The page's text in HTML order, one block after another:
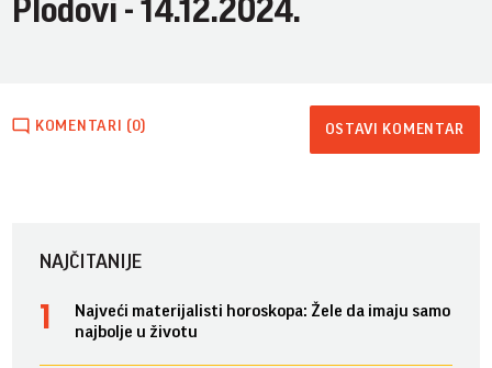
Plodovi - 14.12.2024.
KOMENTARI (0) OSTAVI KOMENTAR
NAJČITANIJE
Najveći materijalisti horoskopa: Žele da imaju samo
najbolje u životu